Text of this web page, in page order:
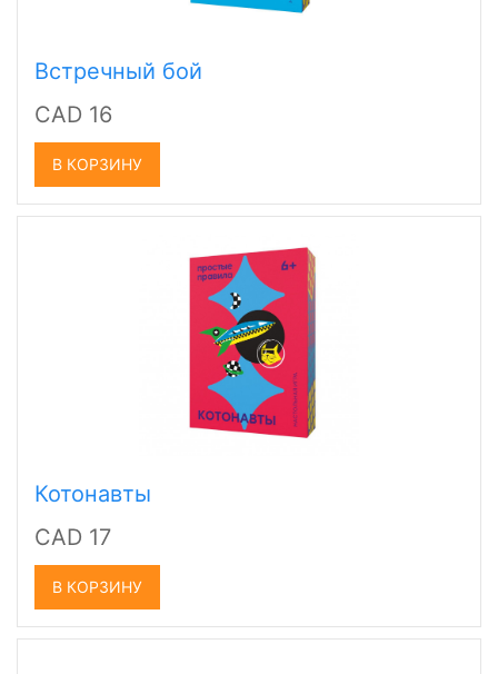
Встречный бой
CAD 16
В КОРЗИНУ
Котонавты
CAD 17
В КОРЗИНУ